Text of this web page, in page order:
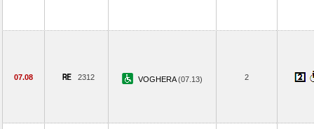
07.08 2312 VOGHERA(07.13) 2